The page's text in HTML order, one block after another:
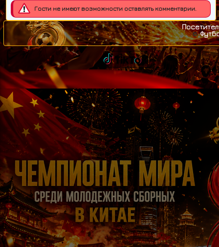
Гости не имеют возможности оставлять комментарии.
©